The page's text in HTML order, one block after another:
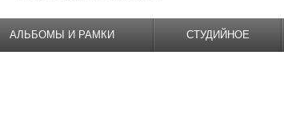
АЛЬБОМЫ И РАМКИ СТУДИЙНОЕ